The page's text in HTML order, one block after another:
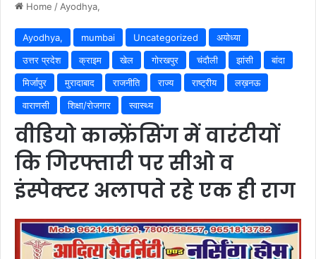
Home / Ayodhya,
Ayodhya, mumbai Uncategorized
अयोध्या
उत्तर प्रदेश
क्राइम खेल गोरखपुर चंदौली झांसी
बांदा
मिर्जापुर
मुरादाबाद राजनीति राज्य राष्ट्रीय
लख़नऊ
वाराणसी
शिक्षा/रोजगार स्वास्थ्य
वीडियो कान्फ्रेंसिंग में वारंटीयों
कि गिरफ्तारी पर सीओ व
इंस्पेक्टर अलापते रहे एक ही राग